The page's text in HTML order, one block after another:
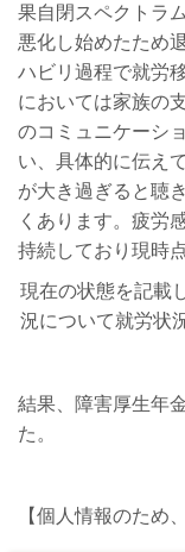
果自閉スペクトラ
悪化し始めたため
ハビリ過程で就労
においては家族の
のコミュニケーシ
い、具体的に伝え
が大き過ぎると聴
くあります。疲労
持続しており現時
現在の状態を記載
況について就労状
結果、障害厚生年
た。
【個人情報のため